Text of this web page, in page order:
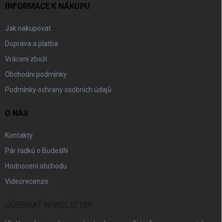
INFORMACE K NÁKUPU
Jak nakupovat
Doprava a platba
Vrácení zboží
Obchodní podmínky
Podmínky ochrany osobních údajů
O NÁS
Kontakty
Pár řádků o BudešIN
Hodnocení obchodu
Videorecenze